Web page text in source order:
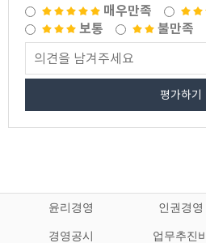
매우만족
보통
불만족
평가하기
윤리경영 인권경영
경영공시 업무추진비